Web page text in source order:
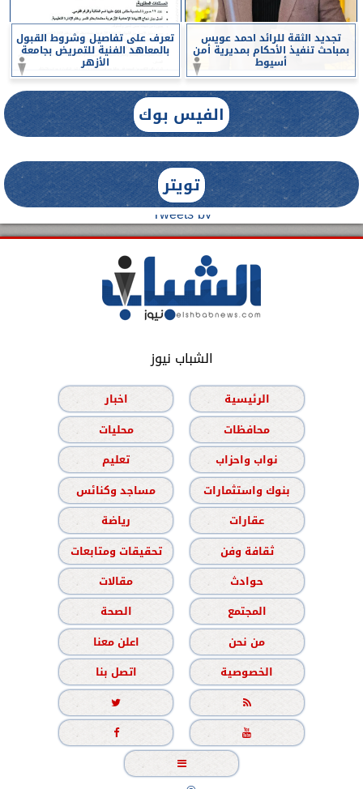
تجديد الثقة للرائد احمد عويس
بمباحث تنفيذ الأحكام بمديرية أمن
أسيوط
تعرف على تفاصيل وشروط القبول
بالمعاهد الفنية للتمريض بجامعة
الأزهر
الفيس بوك
تويتر
Tweets by
الشباب نيوز
الرئيسية
اخبار
محافظات
محليات
نواب واحزاب
تعليم
بنوك واستثمارات
مساجد وكنائس
عقارات
رياضة
ثقافة وفن
تحقيقات ومتابعات
حوادث
مقالات
المجتمع
الصحة
من نحن
اعلن معنا
الخصوصية
اتصل بنا




